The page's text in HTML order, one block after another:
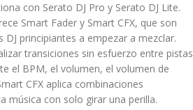
con Serato DJ Pro y Serato DJ Lite.
Smart Fader y Smart CFX, que son
principiantes a empezar a mezclar.
transiciones sin esfuerzo entre pistas
el BPM, el volumen, el volumen de
CFX aplica combinaciones
música con solo girar una perilla.